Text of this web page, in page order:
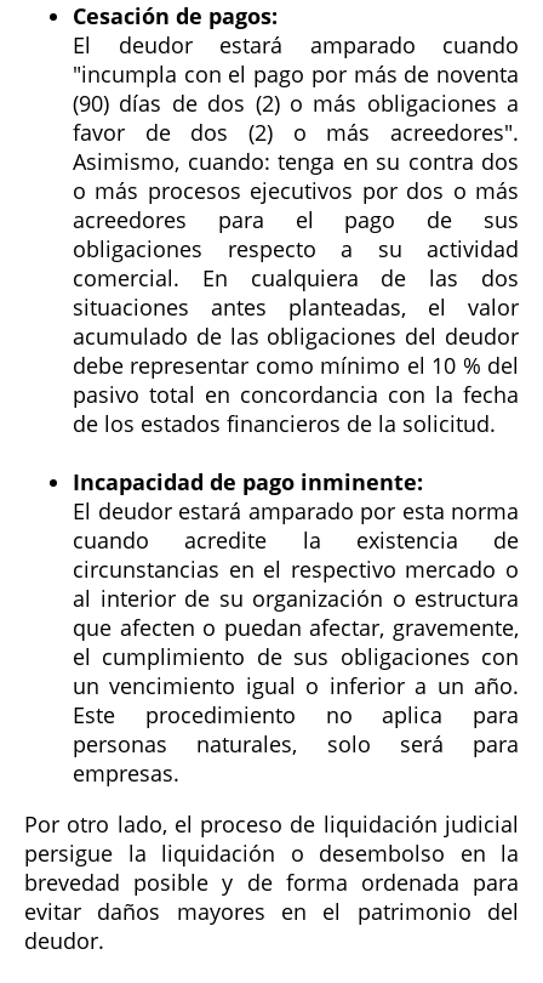
Cesación de pagos:
El deudor estará amparado cuando
"incumpla con el pago por más de noventa
(90) días de dos (2) o más obligaciones a
favor de dos (2) o más acreedores".
Asimismo, cuando: tenga en su contra dos
o más procesos ejecutivos por dos o más
acreedores para el pago de sus
obligaciones respecto a su actividad
comercial. En cualquiera de las dos
situaciones antes planteadas, el valor
acumulado de las obligaciones del deudor
debe representar como mínimo el 10 % del
pasivo total en concordancia con la fecha
de los estados financieros de la solicitud.
Incapacidad de pago inminente:
El deudor estará amparado por esta norma
cuando acredite la existencia de
circunstancias en el respectivo mercado o
al interior de su organización o estructura
que afecten o puedan afectar, gravemente,
el cumplimiento de sus obligaciones con
un vencimiento igual o inferior a un año.
Este procedimiento no aplica para
personas naturales, solo será para
empresas.
Por otro lado, el proceso de liquidación judicial
persigue la liquidación o desembolso en la
brevedad posible y de forma ordenada para
evitar daños mayores en el patrimonio del
deudor.